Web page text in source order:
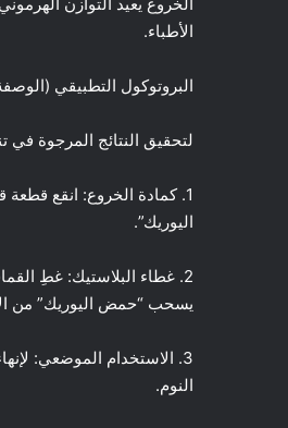
الأطباء.
البروتوكول التطبيقي
لتحقيق النتائج المرجوة
1. كمادة الخروع: انقع
اليوريك”.
يسحب “حمض اليوريك” من
3. الاستخدام الموضعي:
النوم.